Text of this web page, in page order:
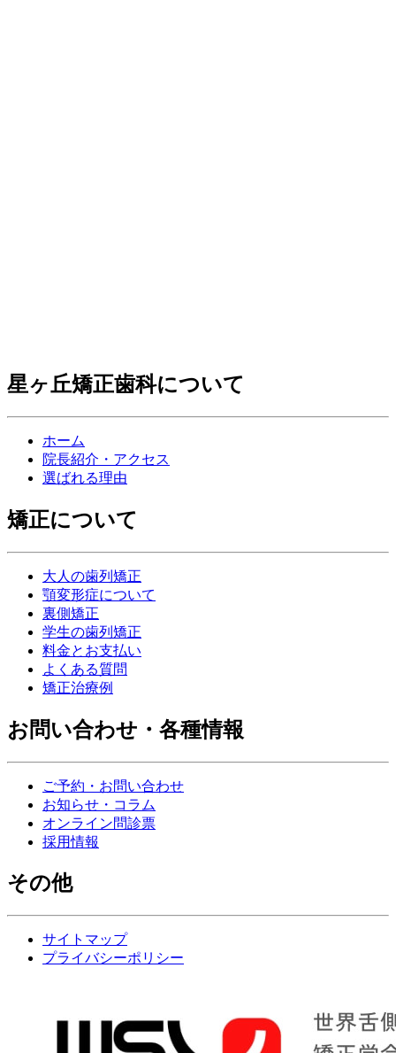
星ヶ丘矯正歯科について
ホーム
院長紹介・アクセス
選ばれる理由
矯正について
大人の歯列矯正
顎変形症について
裏側矯正
学生の歯列矯正
料金とお支払い
よくある質問
矯正治療例
お問い合わせ・各種情報
ご予約・お問い合わせ
お知らせ・コラム
オンライン問診票
採用情報
その他
サイトマップ
プライバシーポリシー